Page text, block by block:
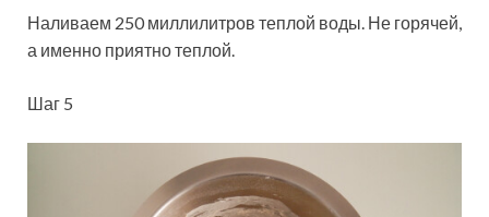
Наливаем 250 миллилитров теплой воды. Не горячей,
а именно приятно теплой.
Шаг 5